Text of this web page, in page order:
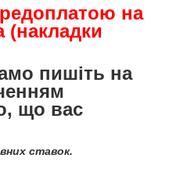
на
(накладки
пишіть на
що вас
ставок.